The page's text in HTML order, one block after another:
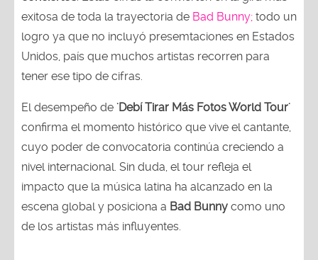
exitosa de toda la trayectoria de Bad Bunny; todo un
logro ya que no incluyó presemtaciones en Estados
Unidos, país que muchos artistas recorren para
tener ese tipo de cifras.
El desempeño de 'Debí Tirar Más Fotos World Tour'
confirma el momento histórico que vive el cantante,
cuyo poder de convocatoria continúa creciendo a
nivel internacional. Sin duda, el tour refleja el
impacto que la música latina ha alcanzado en la
escena global y posiciona a Bad Bunny como uno
de los artistas más influyentes.